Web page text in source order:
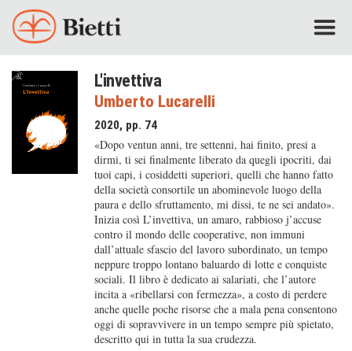
L'invettiva
Umberto Lucarelli
2020, pp. 74
«Dopo ventun anni, tre settenni, hai finito, presi a
dirmi, ti sei finalmente liberato da quegli ipocriti, dai
tuoi capi, i cosiddetti superiori, quelli che hanno fatto
della società consortile un abominevole luogo della
paura e dello sfruttamento, mi dissi, te ne sei andato».
Inizia così L’invettiva, un amaro, rabbioso j’accuse
contro il mondo delle cooperative, non immuni
dall’attuale sfascio del lavoro subordinato, un tempo
neppure troppo lontano baluardo di lotte e conquiste
sociali. Il libro è dedicato ai salariati, che l’autore
incita a «ribellarsi con fermezza», a costo di perdere
anche quelle poche risorse che a mala pena consentono
oggi di sopravvivere in un tempo sempre più spietato,
descritto qui in tutta la sua crudezza.